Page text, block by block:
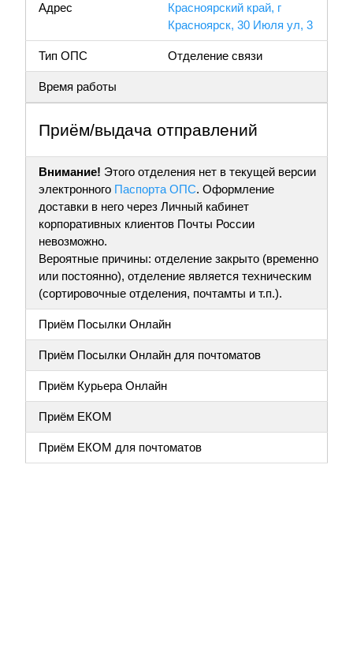
Адрес
Красноярский край, г
Красноярск, 30 Июля ул, 3
Тип ОПС Отделение связи
Время работы
Приём/выдача отправлений
Внимание! Этого отделения нет в текущей версии
электронного Паспорта ОПС. Оформление
доставки в него через Личный кабинет
корпоративных клиентов Почты России
невозможно.
Вероятные причины: отделение закрыто (временно
или постоянно), отделение является техническим
(сортировочные отделения, почтамты и т.п.).
Приём Посылки Онлайн
Приём Посылки Онлайн для почтоматов
Приём Курьера Онлайн
Приём ЕКОМ
Приём ЕКОМ для почтоматов